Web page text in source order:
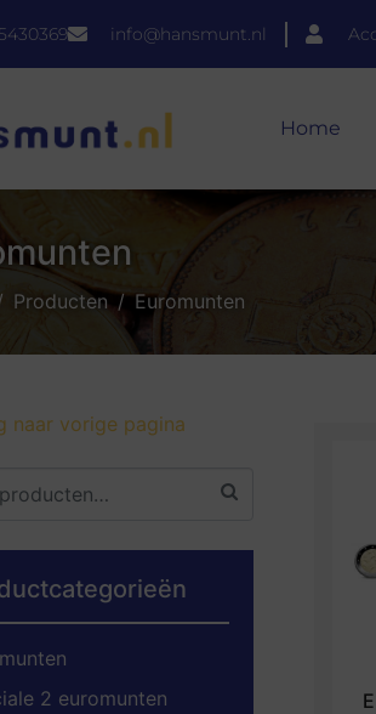
info@hansmunt.nl
Home
Producten Euromunten
naar vorige pagina
2 euromunten